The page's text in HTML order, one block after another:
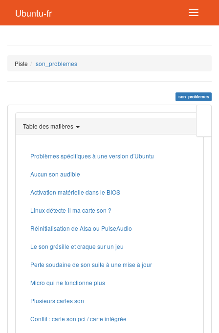
Ubuntu-fr
Piste son_problemes
son_problemes
page
Table des matières
Problèmes spécifiques à une version d'Ubuntu
Aucun son audible
Activation matérielle dans le BIOS
Linux détecte-il ma carte son ?
Réinitialisation de Alsa ou PulseAudio
Le son grésille et craque sur un jeu
Perte soudaine de son suite à une mise à jour
Micro qui ne fonctionne plus
Plusieurs cartes son
Conflit : carte son pci / carte intégrée